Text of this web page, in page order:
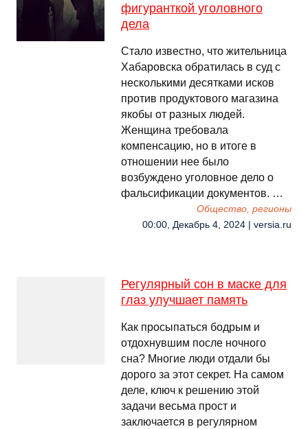
фигуранткой уголовного
дела
Стало известно, что жительница
Хабаровска обратилась в суд с
несколькими десятками исков
против продуктового магазина
якобы от разных людей.
Женщина требовала
компенсацию, но в итоге в
отношении нее было
возбуждено уголовное дело о
фальсификации документов. …
Общество, регионы
00:00, Декабрь 4, 2024 | versia.ru
Регулярный сон в маске для
глаз улучшает память
Как просыпаться бодрым и
отдохнувшим после ночного
сна? Многие люди отдали бы
дорого за этот секрет. На самом
деле, ключ к решению этой
задачи весьма прост и
заключается в регулярном